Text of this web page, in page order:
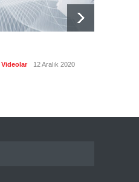
Videolar 12 Aralık 2020